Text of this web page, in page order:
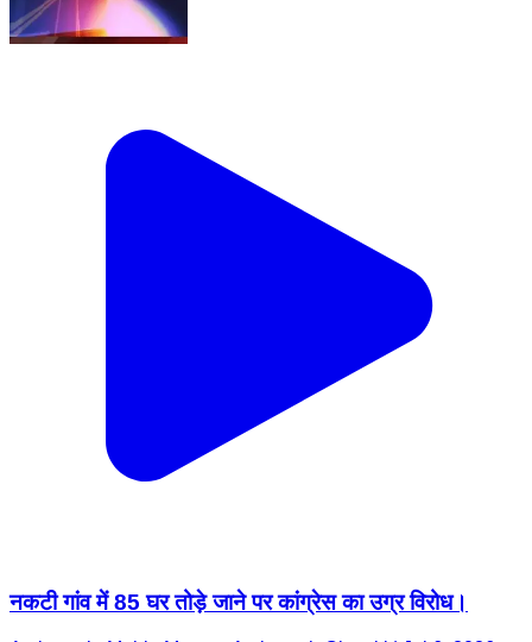
नकटी गांव में 85 घर तोड़े जाने पर कांग्रेस का उग्र विरोध।